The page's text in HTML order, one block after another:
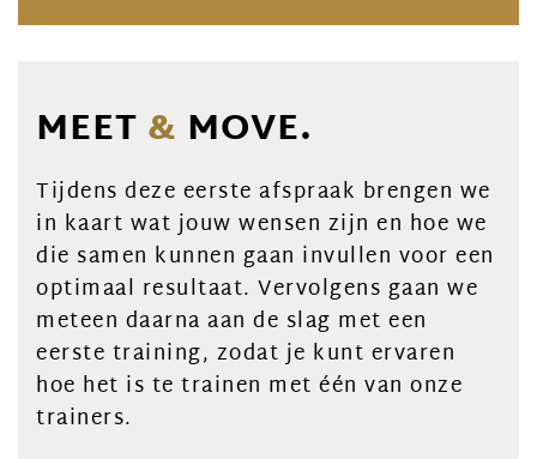
MEET& MOVE.
Tijdens deze eerste afspraak brengen we
in kaart wat jouw wensen zijn en hoe we
die samen kunnen gaan invullen voor een
optimaal resultaat. Vervolgens gaan we
meteen daarna aan de slag met een
eerste training, zodat je kunt ervaren
hoe het is te trainen met één van onze
trainers.